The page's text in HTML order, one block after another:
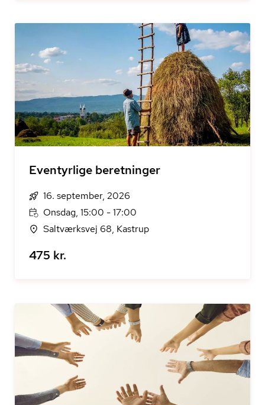
Eventyrlige beretninger
16. september, 2026
Onsdag, 15:00 - 17:00
Saltværksvej 68, Kastrup
475 kr.